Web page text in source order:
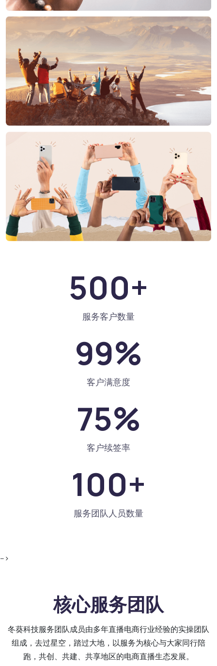
500+
服务客户数量
99%
客户满意度
75%
客户续签率
100+
服务团队人员数量
-->
核心服务团队
冬葵科技服务团队成员由多年直播电商行业经验的实操团队
组成，去过星空，踏过大地，以服务为核心与大家同行陪
跑，共创、共建、共享地区的电商直播生态发展。